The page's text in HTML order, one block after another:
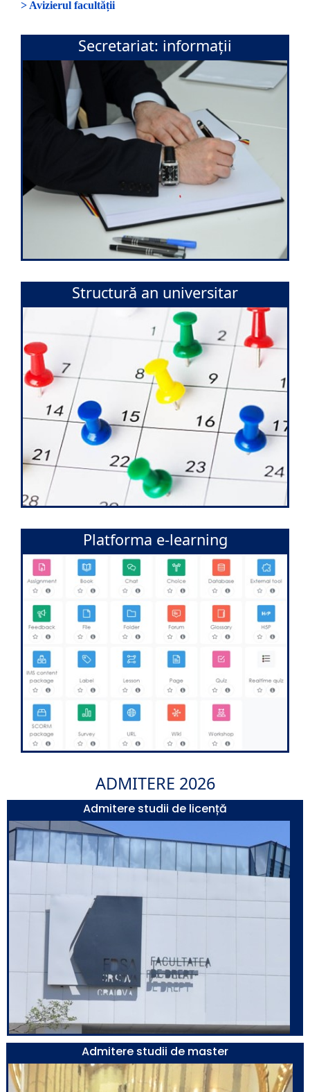
> Avizierul facultății
Secretariat: informații
Structură an universitar
Platforma e-learning
ADMITERE 2026
Admitere studii de licență
Admitere studii de master